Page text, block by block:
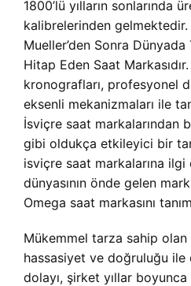
1800’lü yılların sonlarında
kalibrelerinden
Mueller’den Sonra
Hitap Eden Saat
kronografları, profesyonel
eksenli mekanizmaları ile
İsviçre saat markalarından
gibi oldukça etkileyici bir
isviçre saat markalarına
dünyasının önde gelen
Omega saat markasını
Mükemmel tarza sahip olan
hassasiyet ve doğruluğu ile
dolayı, şirket yıllar